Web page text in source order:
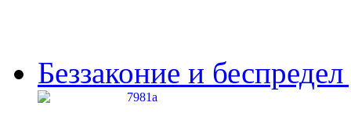
Беззаконие и